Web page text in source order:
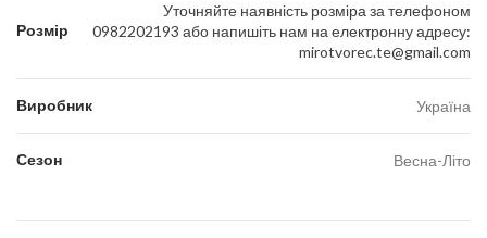
Розмір
Уточняйте наявність розміра за телефоном
0982202193 або напишіть нам на електронну адресу:
mirotvorec.te@gmail.com
Виробник Україна
Сезон Весна-Літо